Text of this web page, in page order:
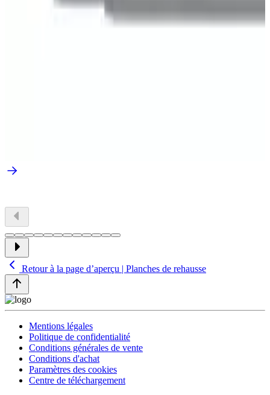
Retour à la page d’aperçu | Planches de rehausse
Mentions légales
Politique de confidentialité
Conditions générales de vente
Conditions d'achat
Paramètres des cookies
Centre de téléchargement